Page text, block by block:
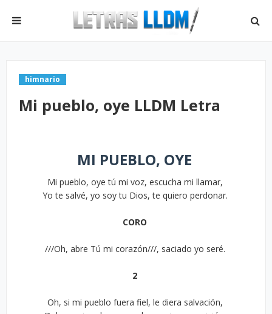
himnario
Mi pueblo, oye LLDM Letra
MI PUEBLO, OYE
Mi pueblo, oye tú mi voz, escucha mi llamar,
Yo te salvé, yo soy tu Dios, te quiero perdonar.
CORO
///Oh, abre Tú mi corazón///, saciado yo seré.
2
Oh, si mi pueblo fuera fiel, le diera salvación,